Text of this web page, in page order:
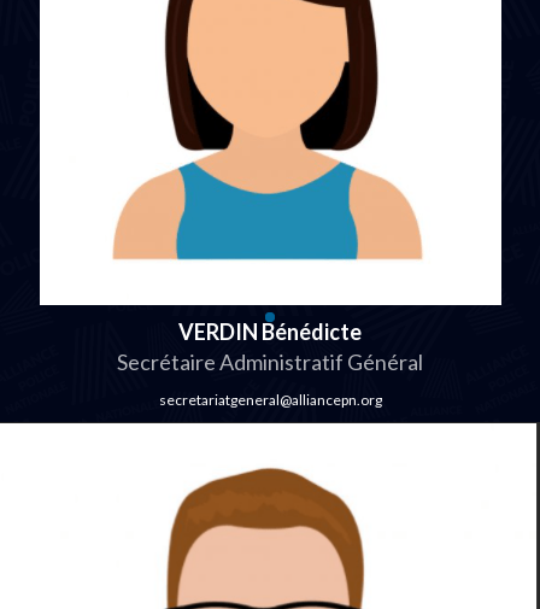
VERDIN Bénédicte
Secrétaire Administratif Général
secretariatgeneral@alliancepn.org